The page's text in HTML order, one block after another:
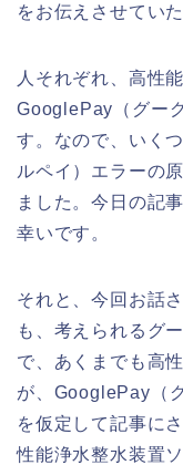
をお伝えさせてい
人それぞれ、高性
GooglePay（グー
す。なので、いく
ルペイ）エラーの
ました。今日の記
幸いです。
それと、今回お話
も、考えられるグ
で、あくまでも高
が、GooglePay（
を仮定して記事に
性能浄水整水装置